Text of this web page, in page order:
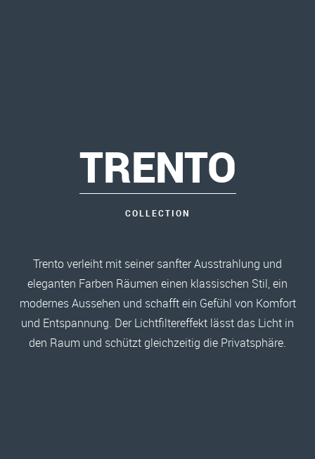
TRENTO
COLLECTION
Trento verleiht mit seiner sanfter Ausstrahlung und
eleganten Farben Räumen einen klassischen Stil, ein
modernes Aussehen und schafft ein Gefühl von Komfort
und Entspannung. Der Lichtfiltereffekt lässt das Licht in
den Raum und schützt gleichzeitig die Privatsphäre.